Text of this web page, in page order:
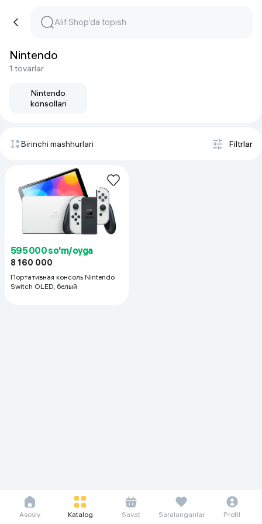
Nintendo
1 tovarlar
Nintendo
konsollari
Birinchi mashhurlari Filtrlar
595 000 so'm/oyga
8 160 000
Портативная консоль Nintendo
Switch OLED, белый
Asosiy Katalog Savat Saralanganlar Profil